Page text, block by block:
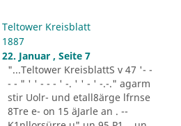
Teltower Kreisblatt
1887
22. Januar , Seite 7
"...Teltower KreisblattS v 47 '- -
- - " ' ' - - - ' -. ' ' - ' -.-." agarm
stir Uolr- und etall8ärge lfrnse
8Tre e- on 15 äJarle an . --